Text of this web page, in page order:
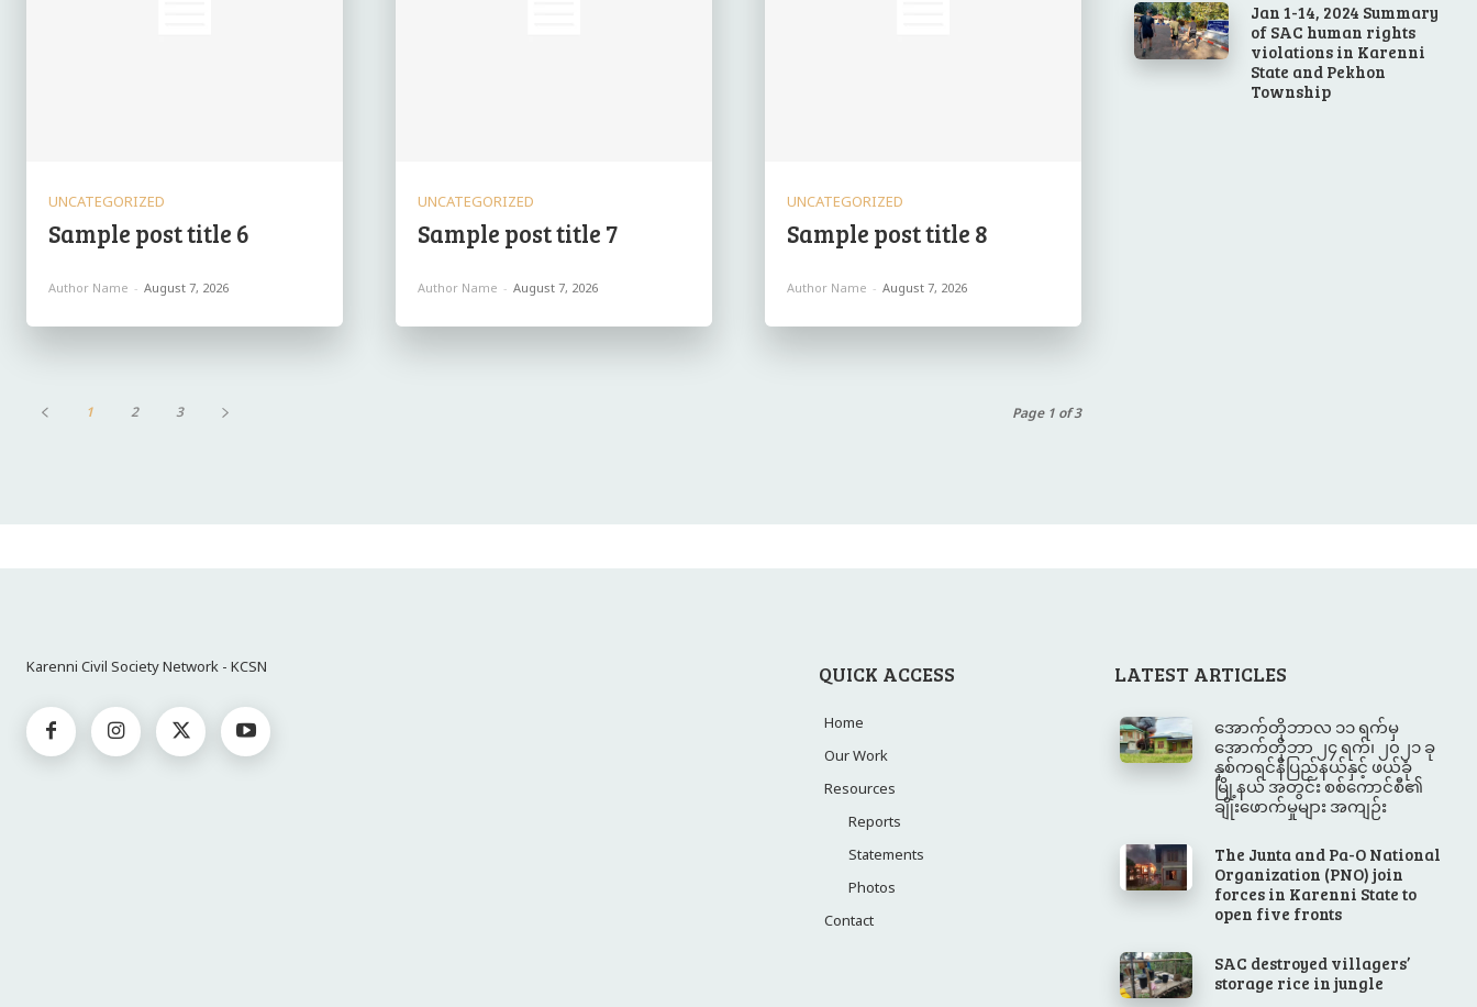
UNCATEGORIZED
Sample post title 6
Author Name - August 7, 2026
UNCATEGORIZED
Sample post title 7
Author Name - August 7, 2026
UNCATEGORIZED
Sample post title 8
Author Name - August 7, 2026
1 2 3 Page 1 of 3
Jan 1-14, 2024 Summary
of SAC human rights
violations in Karenni
State and Pekhon
Township
Karenni Civil Society Network - KCSN QUICK ACCESS
Home
Our Work
Resources
Reports
Statements
Photos
Contact
LATEST ARTICLES
အောက်တိုဘာလ ၁၁ ရက်မှ
အောက်တိုဘာ ၂၄ ရက်၊ ၂၀၂၁ ခု
နှစ်ကရင်နီပြည်နယ်နှင့် ဖယ်ခုံ
မြို့နယ် အတွင်း စစ်ကောင်စီ၏
ချိုးဖောက်မှုများ အကျဉ်း
The Junta and Pa-O National
Organization (PNO) join
forces in Karenni State to
open five fronts
SAC destroyed villagers’
storage rice in jungle